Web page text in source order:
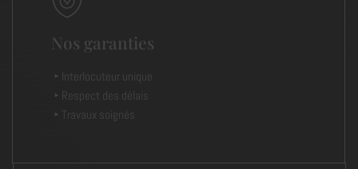
Nos garanties
Interlocuteur unique
Respect des délais
Travaux soignés